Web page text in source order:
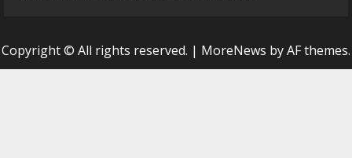
Copyright © All rights reserved. | MoreNews by AF themes.